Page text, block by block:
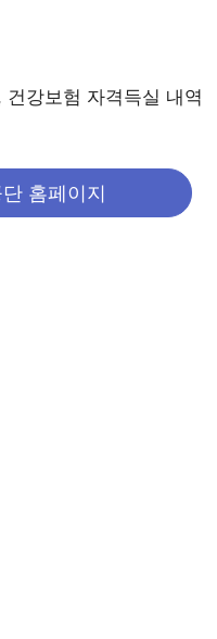
강보험 자격득실 내역
홈페이지